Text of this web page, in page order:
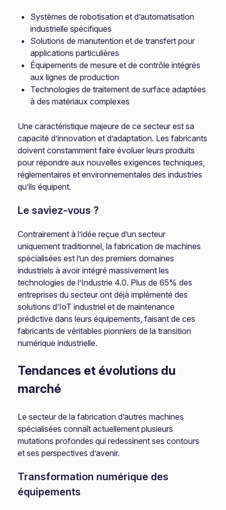
Systèmes de robotisation et d’automatisation
industrielle spécifiques
Solutions de manutention et de transfert pour
applications particulières
Équipements de mesure et de contrôle intégrés
aux lignes de production
Technologies de traitement de surface adaptées
à des matériaux complexes
Une caractéristique majeure de ce secteur est sa
capacité d’innovation et d’adaptation. Les fabricants
doivent constamment faire évoluer leurs produits
pour répondre aux nouvelles exigences techniques,
réglementaires et environnementales des industries
qu’ils équipent.
Le saviez-vous ?
Contrairement à l’idée reçue d’un secteur
uniquement traditionnel, la fabrication de machines
spécialisées est l’un des premiers domaines
industriels à avoir intégré massivement les
technologies de l’Industrie 4.0. Plus de 65% des
entreprises du secteur ont déjà implémenté des
solutions d’IoT industriel et de maintenance
prédictive dans leurs équipements, faisant de ces
fabricants de véritables pionniers de la transition
numérique industrielle.
Tendances et évolutions du
marché
Le secteur de la fabrication d’autres machines
spécialisées connaît actuellement plusieurs
mutations profondes qui redessinent ses contours
et ses perspectives d’avenir.
Transformation numérique des
équipements